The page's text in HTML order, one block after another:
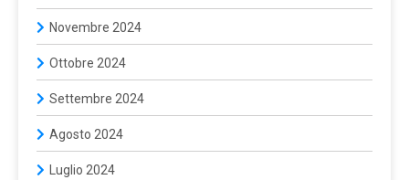
Novembre 2024
Ottobre 2024
Settembre 2024
Agosto 2024
Luglio 2024